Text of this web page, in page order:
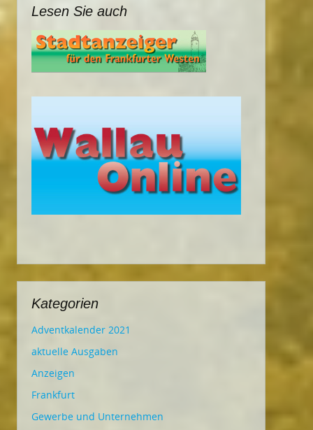
Lesen Sie auch
Kategorien
Adventkalender 2021
aktuelle Ausgaben
Anzeigen
Frankfurt
Gewerbe und Unternehmen